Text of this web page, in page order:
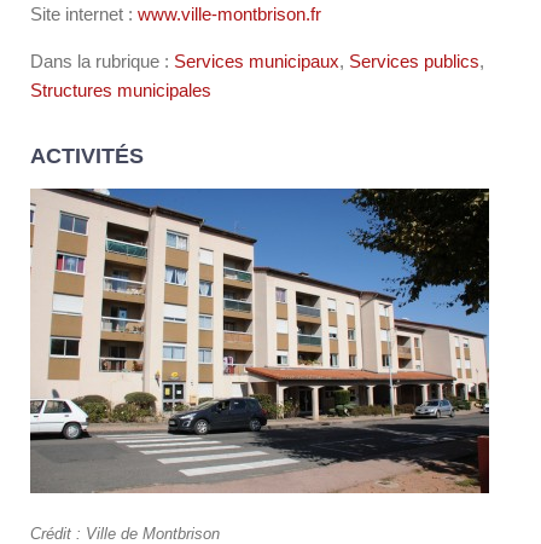
Site internet : www.ville-montbrison.fr
Dans la rubrique : Services municipaux, Services publics,
Structures municipales
ACTIVITÉS
Crédit : Ville de Montbrison